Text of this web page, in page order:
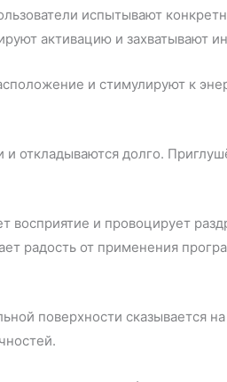
испытывают
активацию и захватывают
и стимулируют к
откладываются долго.
и провоцирует
радость от применения
поверхности сказывается